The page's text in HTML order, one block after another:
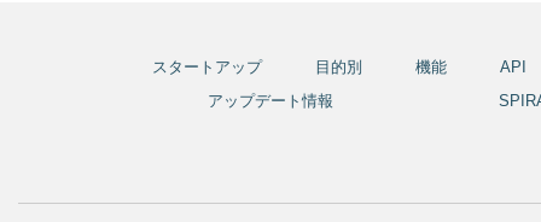
スタートアップ 目的別 機能
API
アップデート情報